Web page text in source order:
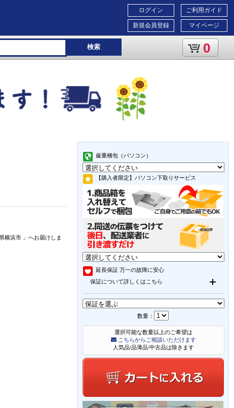
ご利用ガイド
マイページ
ログイン
新規会員登録
検索 0
厳重梱包（パソコン）
【購入者限定】パソコン下取りサービス
延長保証 万一の故障に安心
保証について詳しくはこちら
数量：
選択可能な数量以上のご希望は
こちらからご相談いただけます
人気品/品薄品/中古品は除きます
横浜市 」 へお届けしま